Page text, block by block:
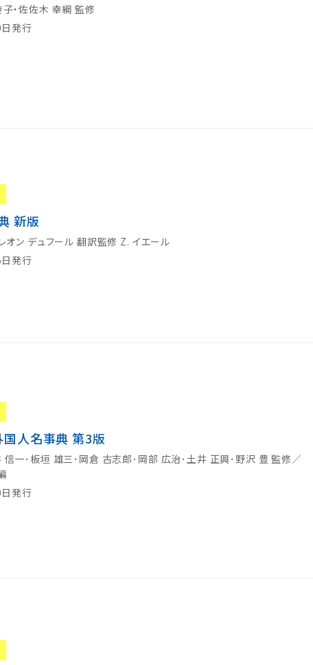
子・佐佐木 幸綱 監修
発行
新版
オン デュフール 翻訳監修 Z. イエール
発行
国人名事典 第3版
信一･板垣 雄三･岡倉 古志郎･岡部 広治･土井 正興･野沢 豊 監修／
発行